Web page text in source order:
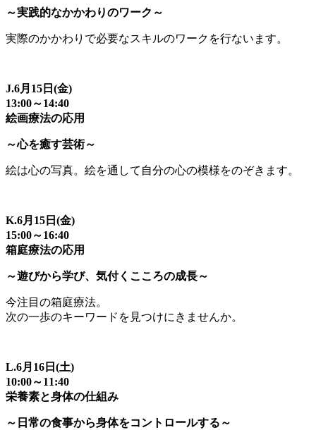
～実践的なかかわりのワーク～
実際のかかわりで必要なスキルのワークを行ないます。
J.6月15日(金)
13:00～14:40
絵画療法の応用
～心を癒す芸術～
絵は心の写真。絵を通して自分の心の模様をのぞきます。
K.6月15日(金)
15:00～16:40
箱庭療法の応用
～遊びから学び、気付くこころの成長～
今注目の箱庭療法。
次の一歩のキーワードを見つけにきませんか。
L.6月16日(土)
10:00～11:40
栄養素と身体の仕組み
～日常の食事から身体をコントロールする～